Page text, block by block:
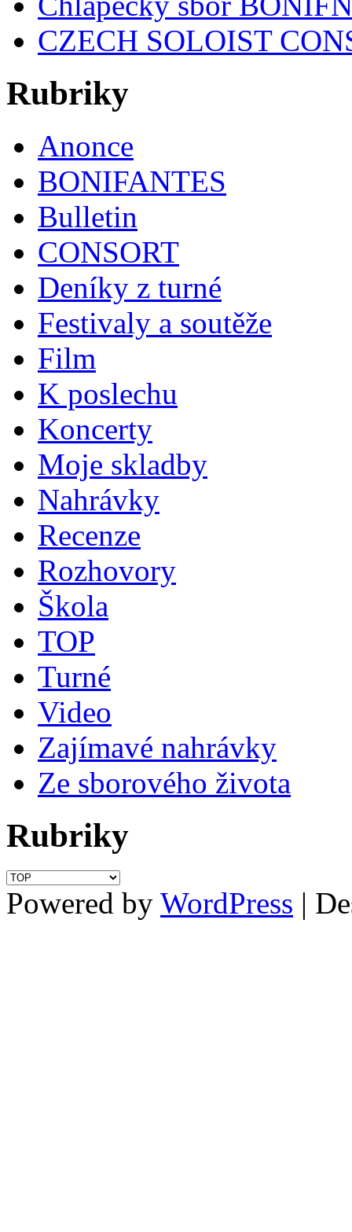
CZECH SOLOIST
Rubriky
Anonce
BONIFANTES
Bulletin
CONSORT
Deníky z turné
Festivaly a soutěže
Film
K poslechu
Koncerty
Moje skladby
Nahrávky
Recenze
Rozhovory
Škola
TOP
Turné
Video
Zajímavé nahrávky
Ze sborového života
Rubriky
Rubriky
Powered by WordPress |